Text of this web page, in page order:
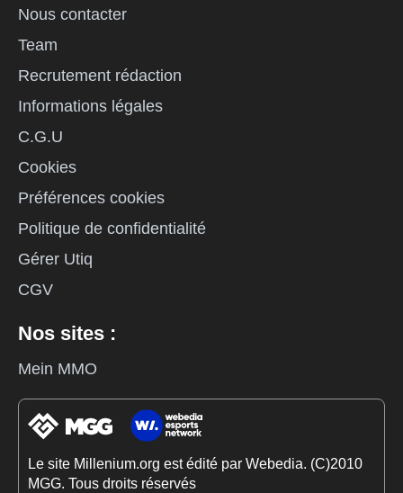
Nous contacter
Team
Recrutement rédaction
Informations légales
C.G.U
Cookies
Préférences cookies
Politique de confidentialité
Gérer Utiq
CGV
Nos sites :
Mein MMO
Le site Millenium.org est édité par Webedia. (C)2010
MGG. Tous droits réservés